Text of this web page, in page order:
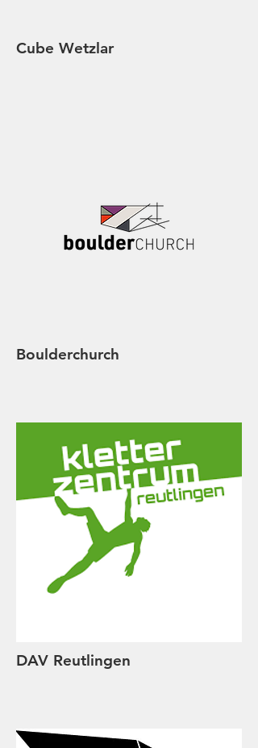
Cube Wetzlar
Boulderchurch
DAV Reutlingen